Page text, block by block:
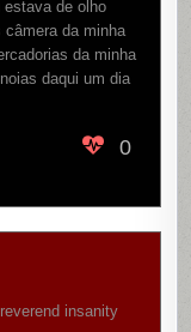
estava de olho
da minha
da minha
daqui um dia
0
insanity